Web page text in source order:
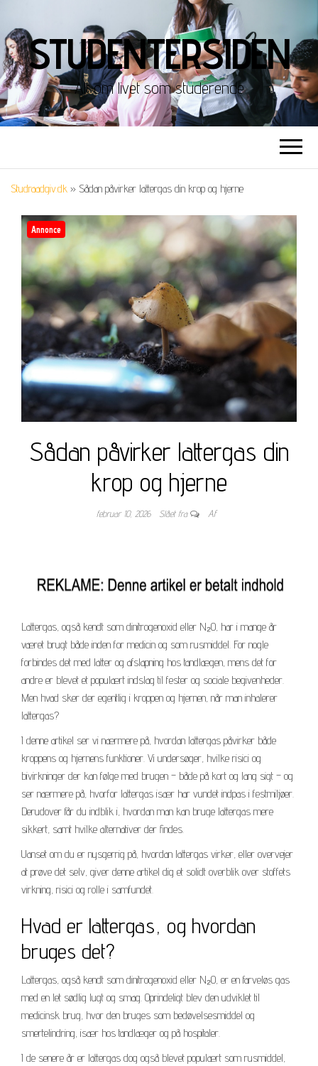
STUDENTERSIDEN
Alt om livet som studerende
Studraadgiv.dk » Sådan påvirker lattergas din krop og hjerne
Annonce
Sådan påvirker lattergas din
krop og hjerne
februar 10, 2026 Slået fra Af
Lattergas, også kendt som dinitrogenoxid eller N₂O, har i mange år
været brugt både inden for medicin og som rusmiddel. For nogle
forbindes det med latter og afslapning hos tandlægen, mens det for
andre er blevet et populært indslag til fester og sociale begivenheder.
Men hvad sker der egentlig i kroppen og hjernen, når man inhalerer
lattergas?
I denne artikel ser vi nærmere på, hvordan lattergas påvirker både
kroppens og hjernens funktioner. Vi undersøger, hvilke risici og
bivirkninger der kan følge med brugen – både på kort og lang sigt – og
ser nærmere på, hvorfor lattergas især har vundet indpas i festmiljøer.
Derudover får du indblik i, hvordan man kan bruge lattergas mere
sikkert, samt hvilke alternativer der findes.
Uanset om du er nysgerrig på, hvordan lattergas virker, eller overvejer
at prøve det selv, giver denne artikel dig et solidt overblik over stoffets
virkning, risici og rolle i samfundet.
Hvad er lattergas, og hvordan
bruges det?
Lattergas, også kendt som dinitrogenoxid eller N₂O, er en farveløs gas
med en let sødlig lugt og smag. Oprindeligt blev den udviklet til
medicinsk brug, hvor den bruges som bedøvelsesmiddel og
smertelindring, især hos tandlæger og på hospitaler.
I de senere år er lattergas dog også blevet populært som rusmiddel,